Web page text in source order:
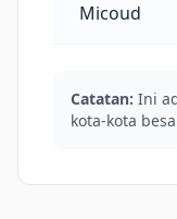
Micoud
Catatan: Ini
kota-kota